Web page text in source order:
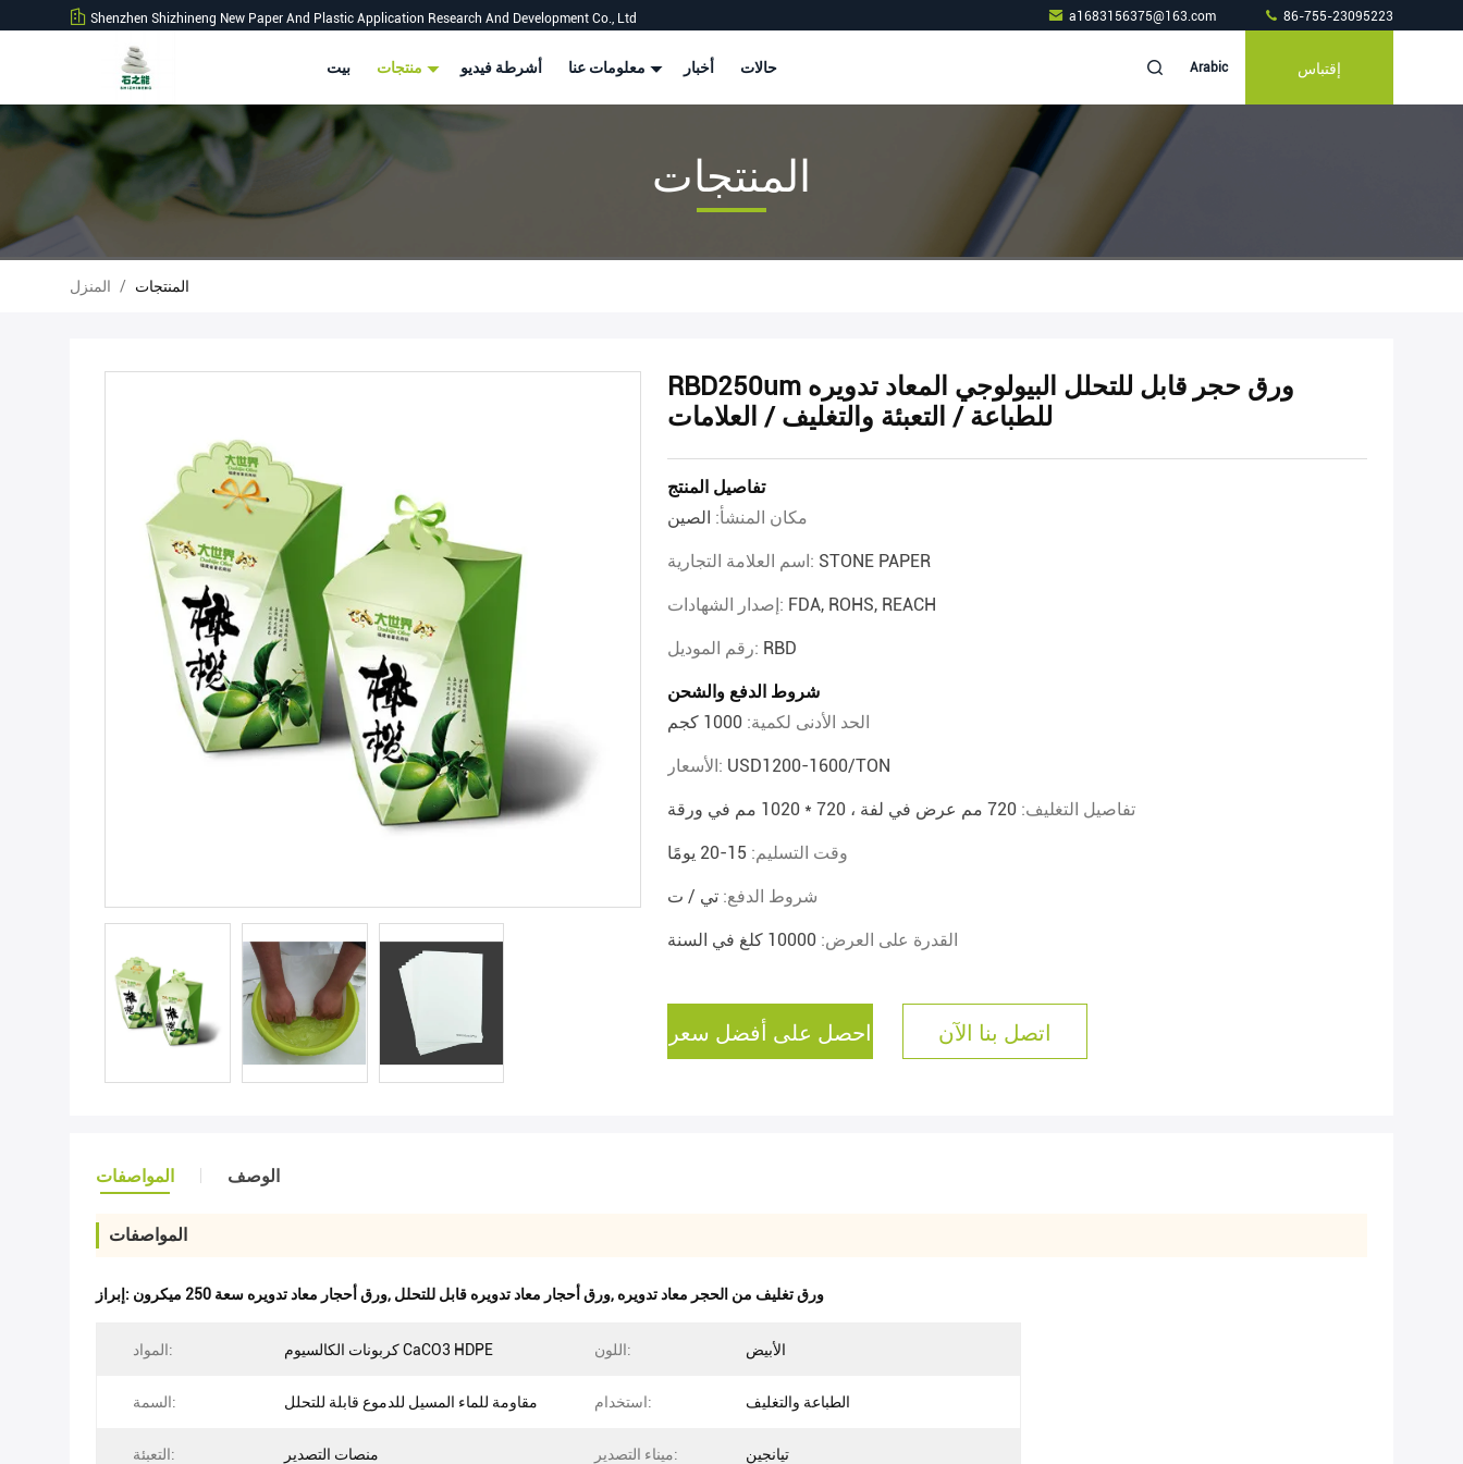
Shenzhen Shizhineng New Paper And Plastic Application Research And Development Co., Ltd a1683156375@163.com 86-755-23095223
بيت أشرطة فيديو أخبار حالات Arabic إقتباس
المنتجات
المنزل / المنتجات
RBD250um ورق حجر قابل للتحلل البيولوجي المعاد تدويره
للطباعة / التعبئة والتغليف / العلامات
تفاصيل المنتج
مكان المنشأ: الصين
اسم العلامة التجارية: STONE PAPER
إصدار الشهادات: FDA, ROHS, REACH
رقم الموديل: RBD
شروط الدفع والشحن
الحد الأدنى لكمية: 1000 كجم
الأسعار: USD1200-1600/TON
تفاصيل التغليف: 720 مم عرض في لفة ، 720 * 1020 مم في ورقة
وقت التسليم: 15-20 يومًا
شروط الدفع: تي / ت
القدرة على العرض: 10000 كلغ في السنة
احصل على أفضل سعر اتصل بنا الآن
المواصفات الوصف
المواصفات
إبراز: ورق أحجار معاد تدويره سعة 250 ميكرون, ورق أحجار معاد تدويره قابل للتحلل, ورق تغليف من الحجر معاد تدويره
المواد: كربونات الكالسيوم CaCO3 HDPE اللون: الأبيض
السمة: مقاومة للماء المسيل للدموع قابلة للتحلل استخدام: الطباعة والتغليف
التعبئة: منصات التصدير ميناء التصدير: تيانجين